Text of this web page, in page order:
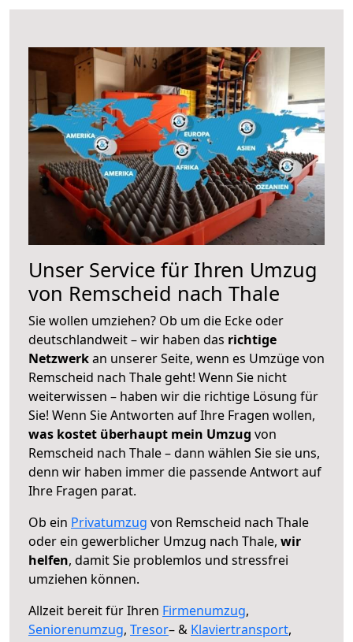
Unser Service für Ihren Umzug
von Remscheid nach Thale
Sie wollen umziehen? Ob um die Ecke oder
deutschlandweit – wir haben das richtige
Netzwerkan unserer Seite, wenn es Umzüge von
Remscheid nach Thale geht! Wenn Sie nicht
weiterwissen – haben wir die richtige Lösung für
Sie! Wenn Sie Antworten auf Ihre Fragen wollen,
was kostet überhaupt mein Umzug von
Remscheid nach Thale – dann wählen Sie sie uns,
denn wir haben immer die passende Antwort auf
Ihre Fragen parat.
Ob ein Privatumzug von Remscheid nach Thale
oder ein gewerblicher Umzug nach Thale, wir
helfen, damit Sie problemlos und stressfrei
umziehen können.
Allzeit bereit für Ihren Firmenumzug,
Seniorenumzug, Tresor– & Klaviertransport,